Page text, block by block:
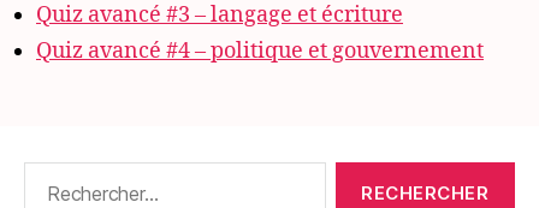
Quiz avancé #3 – langage et écriture
Quiz avancé #4 – politique et gouvernement